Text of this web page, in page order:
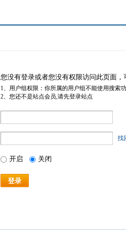
您没有登录或者您没有权限访问此页面
1、用户组权限：你所属的用户组不能使用搜索
2、您还不是站点会员,请先登录站点
找
开启 关闭
登录